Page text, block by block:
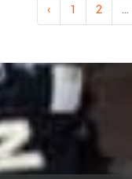
‹ 1 2 ...